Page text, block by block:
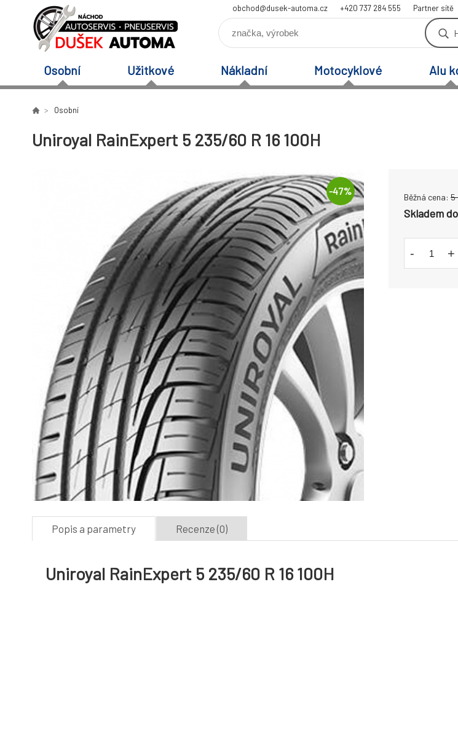
obchod@dusek-automa.cz +420 737 284 555 Partner sítě
Osobní Užitkové Nákladní Motocyklové Alu
Osobní
Uniroyal RainExpert 5 235/60 R 16 100H
-47%
Běžná cena: 5
Skladem
- +
Popis a parametry Recenze (0)
Uniroyal RainExpert 5 235/60 R 16 100H